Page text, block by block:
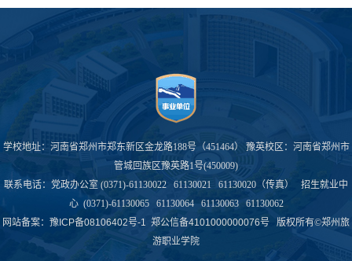
学校地址：河南省郑州市郑东新区金龙路188号（451464） 豫英校区：河南省郑州市
管城回族区豫英路1号(450009)
联系电话：党政办公室 (0371)-61130022 61130021 61130020（传真） 招生就业中
心 (0371)-61130065 61130064 61130063 61130062
网站备案： 豫ICP备08106402号-1 郑公信备4101000000076号 版权所有©郑州旅
游职业学院